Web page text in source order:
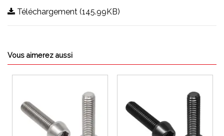
Téléchargement (145.99KB)
Vous aimerez aussi